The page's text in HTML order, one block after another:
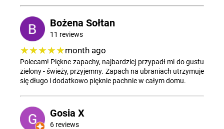
Bożena Sołtan
11 reviews
★★★★★month ago
Polecam! Piękne zapachy, najbardziej przypadł mi do gustu
zielony - świeży, przyjemny. Zapach na ubraniach utrzymuje
się długo i dodatkowo pięknie pachnie w całym domu.
Gosia X
6 reviews